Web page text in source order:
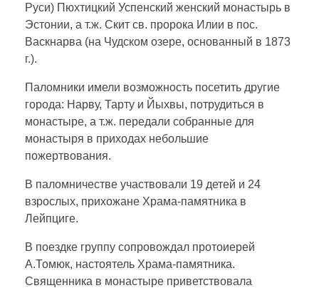
Руси) Пюхтицкий Успенский женский монастырь в
Эстонии, а т.ж. Скит св. пророка Илии в пос.
Васкнарва (на Чудском озере, основанный в 1873
г.).
Паломники имели возможность посетить другие
города: Нарву, Тарту и Йыхвы, потрудиться в
монастыре, а т.ж. передали собранные для
монастыря в приходах небольшие
пожертвования.
В паломничестве участвовали 19 детей и 24
взрослых, прихожане Храма-памятника в
Лейпциге.
В поездке группу сопровождал протоиерей
А.Томюк, настоятель Храма-памятника.
Священника в монастыре приветствовала